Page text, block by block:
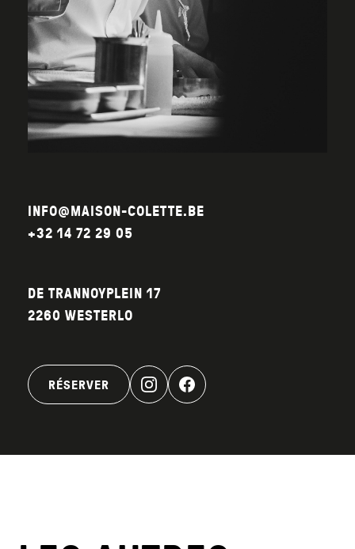
INFO@MAISON-COLETTE.BE
+32 14 72 29 05
DE TRANNOYPLEIN 17
2260 WESTERLO
RÉSERVER